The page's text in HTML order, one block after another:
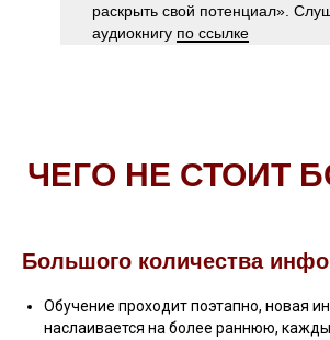
раскрыть свой потенциал».
аудиокнигу по ссылке
ЧЕГО НЕ СТОИТ
Большого количества
Обучение проходит поэтапно, новая
наслаивается на более раннюю,